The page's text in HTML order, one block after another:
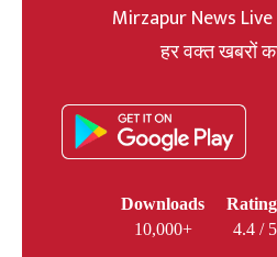
Mirzapur News
हर वक्त खबरों
Downloads
10,000+
4.4 / 5